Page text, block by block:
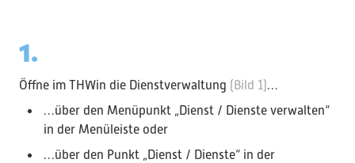
1.
Öffne im THWin die Dienstverwaltung (Bild 1)…
…über den Menüpunkt „Dienst / Dienste verwalten“
in der Menüleiste oder
…über den Punkt „Dienst / Dienste“ in der